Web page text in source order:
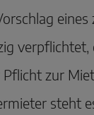
eines
verpflichtet,
zur
steht